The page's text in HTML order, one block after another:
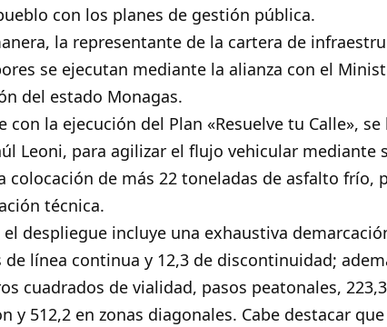
con los planes de gestión pública.
la representante de la cartera de
se ejecutan mediante la alianza con el
del estado Monagas.
con la ejecución del Plan «Resuelve tu Calle»,
Leoni, para agilizar el flujo vehicular mediante
colocación de más 22 toneladas de asfalto frío,
técnica.
despliegue incluye una exhaustiva
línea continua y 12,3 de discontinuidad;
cuadrados de vialidad, pasos peatonales,
y 512,2 en zonas diagonales. Cabe destacar